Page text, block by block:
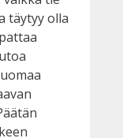
täytyy olla